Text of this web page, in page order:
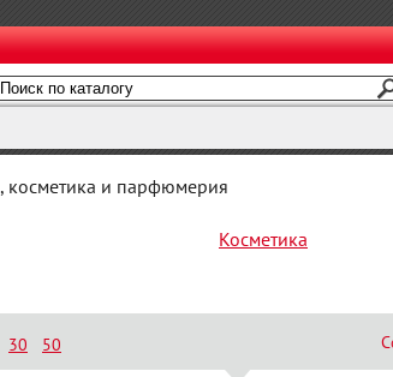
косметика и парфюмерия
Косметика
30 50